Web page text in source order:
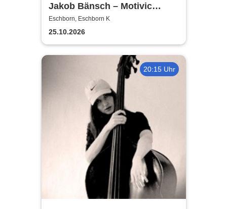
Jakob Bänsch – Motivic
Development
Eschborn, Eschborn K
25.10.2026
20:15 Uhr